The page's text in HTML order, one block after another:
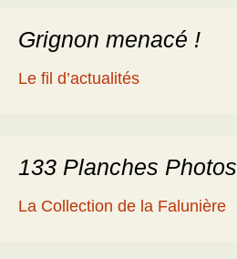
Grignon menacé !
Le fil d’actualités
133 Planches Photos
La Collection de la Falunière